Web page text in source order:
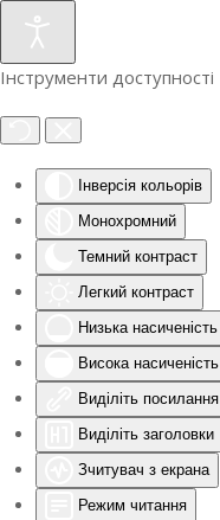
Інструменти доступності
Інверсія кольорів
Монохромний
Темний контраст
Легкий контраст
Низька насиченість
Висока насиченість
Виділіть посилання
Виділіть заголовки
Зчитувач з екрана
Режим читання